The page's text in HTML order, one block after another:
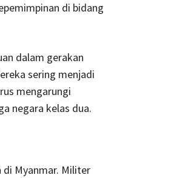
di bidang
dalam gerakan
sering menjadi
mengarungi
negara kelas dua.
di Myanmar. Militer